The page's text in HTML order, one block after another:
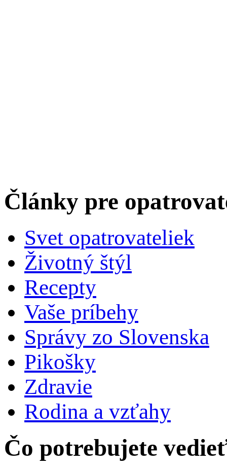
Články pre
Svet opatrovateliek
Životný štýl
Recepty
Vaše príbehy
Správy zo Slovenska
Pikošky
Zdravie
Rodina a vzťahy
Čo potrebujete